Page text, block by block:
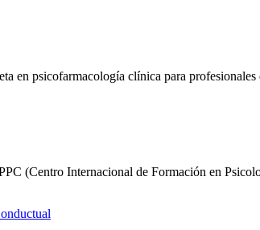
psicofarmacología clínica para profesionales
Internacional de Formación en